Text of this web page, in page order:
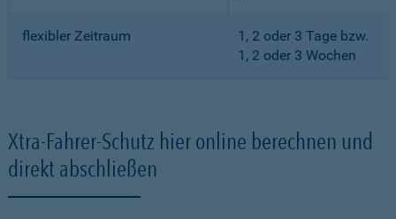
flexibler Zeitraum
1, 2 oder 3 Tage bzw.
1, 2 oder 3 Wochen
Xtra-Fahrer-Schutz hier online berechnen und
direkt abschließen